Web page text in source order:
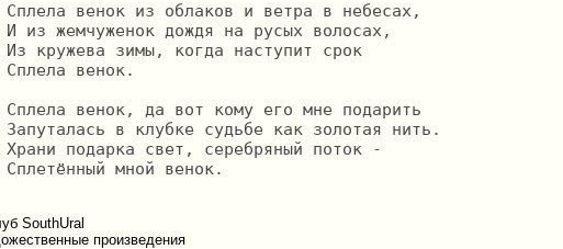
SouthUral
произведения